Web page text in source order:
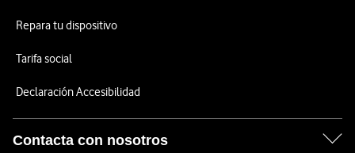
Repara tu dispositivo
Tarifa social
Declaración Accesibilidad
Contacta con nosotros